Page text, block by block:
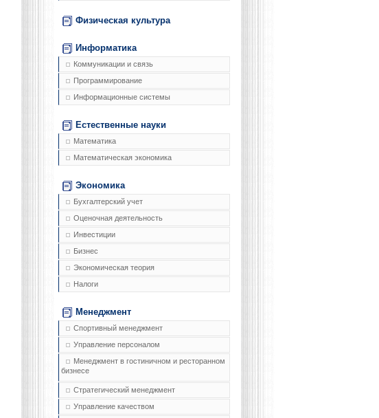
Физическая культура
Информатика
Коммуникации и связь
Программирование
Информационные системы
Естественные науки
Математика
Математическая экономика
Экономика
Бухгалтерский учет
Оценочная деятельность
Инвестиции
Бизнес
Экономическая теория
Налоги
Менеджмент
Спортивный менеджмент
Управление персоналом
Менеджмент в гостиничном и ресторанном
бизнесе
Стратегический менеджмент
Управление качеством